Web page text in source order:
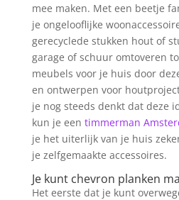
mee maken. Met een beetje
je ongelooflijke
gerecyclede stukken hout of
garage of schuur omtoveren
meubels voor je huis door
en ontwerpen voor
je nog steeds denkt dat deze
kun je een timmerman
je het uiterlijk van je huis
je zelfgemaakte accessoires.
Je kunt chevron planken
Het eerste dat je kunt